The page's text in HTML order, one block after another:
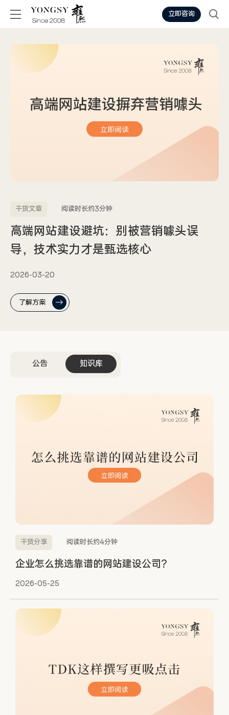
立即咨询
干货文章 阅读时长约3分钟
高端网站建设避坑：别被营销噱头误
导，技术实力才是甄选核心
2026-03-20
了解方案
公告 知识库
干货分享 阅读时长约4分钟
企业怎么挑选靠谱的网站建设公司？
2026-05-25